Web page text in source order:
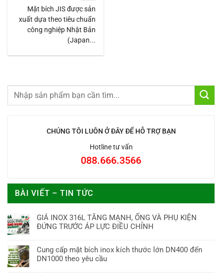
Mặt bích JIS được sản
xuất dựa theo tiêu chuẩn
công nghiệp Nhật Bản
(Japan...
CHÚNG TÔI LUÔN Ở ĐÂY ĐỂ HỖ TRỢ BẠN
Hotline tư vấn
088.666.3566
BÀI VIẾT – TIN TỨC
GIÁ INOX 316L TĂNG MẠNH, ỐNG VÀ PHỤ KIỆN
ĐỨNG TRƯỚC ÁP LỰC ĐIỀU CHỈNH
Cung cấp mặt bích inox kích thước lớn DN400 đến
DN1000 theo yêu cầu